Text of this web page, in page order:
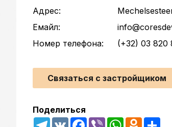
Адрес:
Емайл:
Номер телефона:
(+32) 03 820
Связаться с застройщиком
Поделиться
Telegram
VK Facebook
Viber WhatsApp